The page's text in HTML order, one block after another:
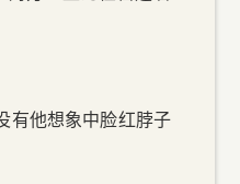
有他想象中脸红脖子